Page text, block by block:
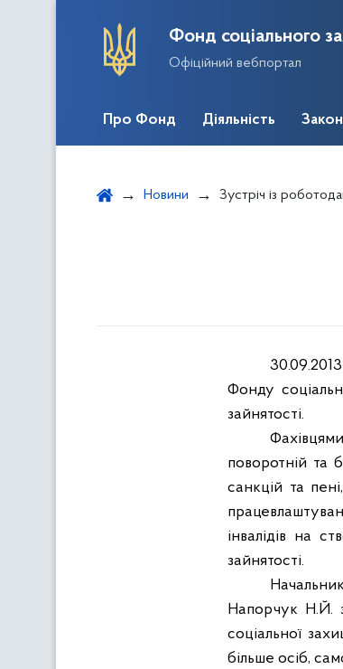
Фонд соціального
Офіційний вебпортал
Про Фонд Діяльність
Новини Зустріч із
Фонду
зайнятості.
поворотній та
санкцій та
інвалідів на
зайнятості.
Напорчук Н.Й.
соціальної
більше осіб,